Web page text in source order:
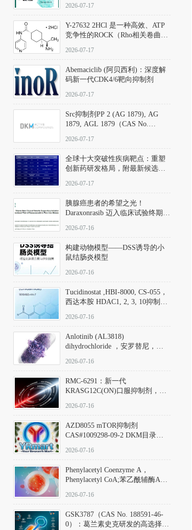
向KRAS/NRAS/HRAS的广谱RAS
2026-07-17
Y-27632 2HCl 是一种高效、ATP
竞争性的ROCK（Rho相关卷曲螺
同等抑制ROCK1与ROCK2；其通
过精准嵌入激酶的ATP结合位点
发挥抑制作用，对ROCK1和
ROCK2的解离常数（Ki）分别为
140 nM和300 nM；在众多丝氨酸/
中，其靶向ROCK的选择性超过
200倍，凸显出优异的分子特异
2026-07-17
Abemaciclib (阿贝西利)：深度解
码新一代CDK4/6靶向抑制剂
2026-07-17
Src抑制剂PP 2 (AG 1879), AG
1879, AGL 1879（CAS No.
应用指南
2026-07-17
全球十大突破性疾病靶点：重塑
创新药研发格局，附最新候选分
2026-07-17
胰腺癌患者的希望之光！
Daraxonrasib 迈入临床试验终期阶
2026-07-16
构建动物模型——DSS诱导的小
鼠结肠炎模型
2026-07-16
Tucidinostat ,HBI-8000, CS-055，
西达本胺 HDAC1, 2, 3, 10抑制剂
D808567) - DKM活性分子
2026-07-16
Anlotinib (AL3818)
dihydrochloride ，安罗替尼，
Hydrochloride实验方法步骤SOP
2026-07-16
RMC-6291：新一代
KRASG12C(ON)口服抑制剂，
(Elironrasib)CAS#2641998-63-0
2026-07-16
AZD8055 mTOR抑制剂
CAS#1009298-09-2 DKM目录号
激酶抑制剂的深度剖析
2026-07-16
Phenylacetyl Coenzyme A，
Phenylacetyl CoA;苯乙酰辅酶A
2026-07-16
GSK3787（CAS No. 188591-46-
0）：葛兰素史克研发的高选择